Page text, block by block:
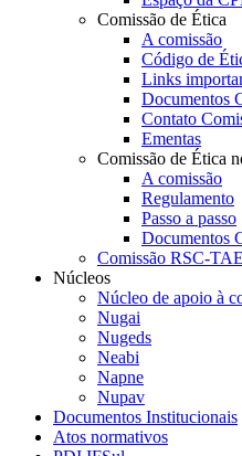
Comissão de Ética
A comissão
Código de
Links
Documentos
Contato
Ementas
Comissão de Ética
A comissão
Regulamento
Passo a passo
Documentos
Comissão RSC-TAE
Núcleos
Núcleo de apoio à
Nugai
Nugeds
Neabi
Napne
Nupav
Documentos Institucionais
Atos normativos